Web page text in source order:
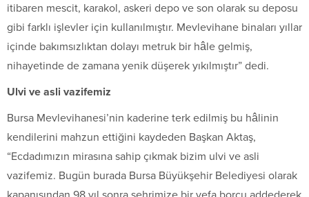
itibaren mescit, karakol, askeri depo ve son olarak su deposu
gibi farklı işlevler için kullanılmıştır. Mevlevihane binaları yıllar
içinde bakımsızlıktan dolayı metruk bir hâle gelmiş,
nihayetinde de zamana yenik düşerek yıkılmıştır” dedi.
Ulvi ve asli vazifemiz
Bursa Mevlevihanesi’nin kaderine terk edilmiş bu hâlinin
kendilerini mahzun ettiğini kaydeden Başkan Aktaş,
“Ecdadımızın mirasına sahip çıkmak bizim ulvi ve asli
vazifemiz. Bugün burada Bursa Büyükşehir Belediyesi olarak